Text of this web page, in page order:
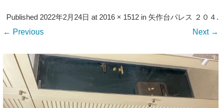
Published2022年2月24日 at2016 × 1512 in 矢作台パレス ２０４ .
← Previous Next →